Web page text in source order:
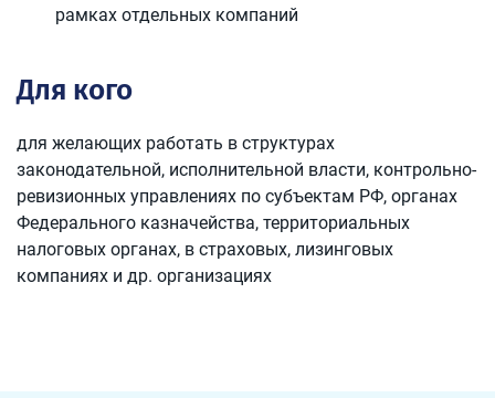
рамках отдельных компаний
Для кого
для желающих работать в структурах
законодательной, исполнительной власти, контрольно-
ревизионных управлениях по субъектам РФ, органах
Федерального казначейства, территориальных
налоговых органах, в страховых, лизинговых
компаниях и др. организациях